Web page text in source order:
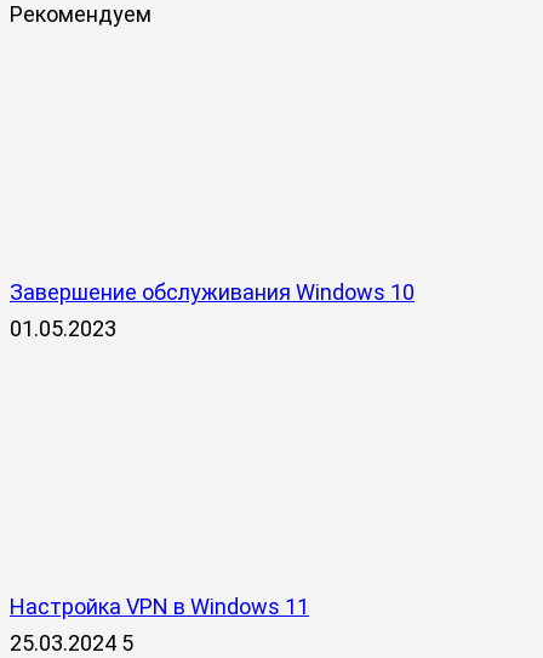
Рекомендуем
Завершение обслуживания Windows 10
01.05.2023
Настройка VPN в Windows 11
25.03.2024 5